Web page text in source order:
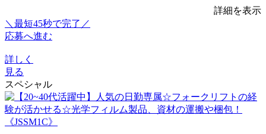
詳細を表示
＼最短45秒で完了／
応募へ進む
詳しく
見る
スペシャル